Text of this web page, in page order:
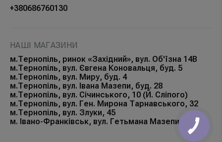
+380686760130
НАШІ МАГАЗИНИ
м.Тернопіль, ринок «Західний», вул. Об'їзна 14В
м.Тернопіль, вул. Євгена Коновальця, буд. 5
м.Тернопіль, вул. Миру, буд. 4
м.Тернопіль, вул. Івана Мазепи, буд. 28
м.Тернопіль, вул. Січинського, 10 (Й. Сліпого)
м.Тернопіль, вул. Ген. Мирона Тарнавського, 32
м.Тернопіль, вул. Злуки, 45
м. Івано-Франківськ, вул. Гетьмана Мазепи, 168Б
КНОПКА
ЗВ'ЯЗКУ